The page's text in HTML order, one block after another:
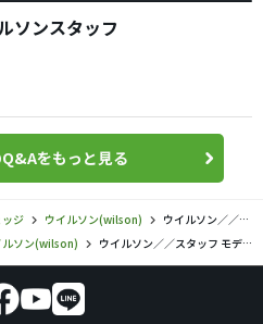
ソンスタッフ
をもっと見る
ッジ ウイルソン(wilson)
ウイルソン／／スタッフ モデル ウェッジ HTの口コミ評価
ルソン(wilson) ウイルソン／／スタッフ モデル ウェッジ HTの口コミ評価